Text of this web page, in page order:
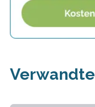
Verwandte